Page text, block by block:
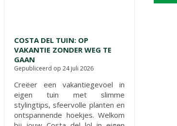
COSTA DEL TUIN: OP
VAKANTIE ZONDER WEG TE
GAAN
Gepubliceerd op 24 juli 2026
Creëer een vakantiegevoel in
eigen tuin met slimme
stylingtips, sfeervolle planten en
ontspannende hoekjes. Welkom